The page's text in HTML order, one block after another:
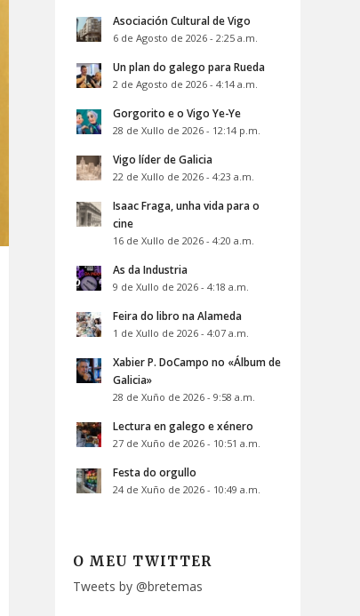
Asociación Cultural de Vigo
6 de Agosto de 2026 - 2:25 a.m.
Un plan do galego para Rueda
2 de Agosto de 2026 - 4:14 a.m.
Gorgorito e o Vigo Ye-Ye
28 de Xullo de 2026 - 12:14 p.m.
Vigo líder de Galicia
22 de Xullo de 2026 - 4:23 a.m.
Isaac Fraga, unha vida para o
cine
16 de Xullo de 2026 - 4:20 a.m.
As da Industria
9 de Xullo de 2026 - 4:18 a.m.
Feira do libro na Alameda
1 de Xullo de 2026 - 4:07 a.m.
Xabier P. DoCampo no «Álbum de
Galicia»
28 de Xuño de 2026 - 9:58 a.m.
Lectura en galego e xénero
27 de Xuño de 2026 - 10:51 a.m.
Festa do orgullo
24 de Xuño de 2026 - 10:49 a.m.
O MEU TWITTER
Tweets by @bretemas